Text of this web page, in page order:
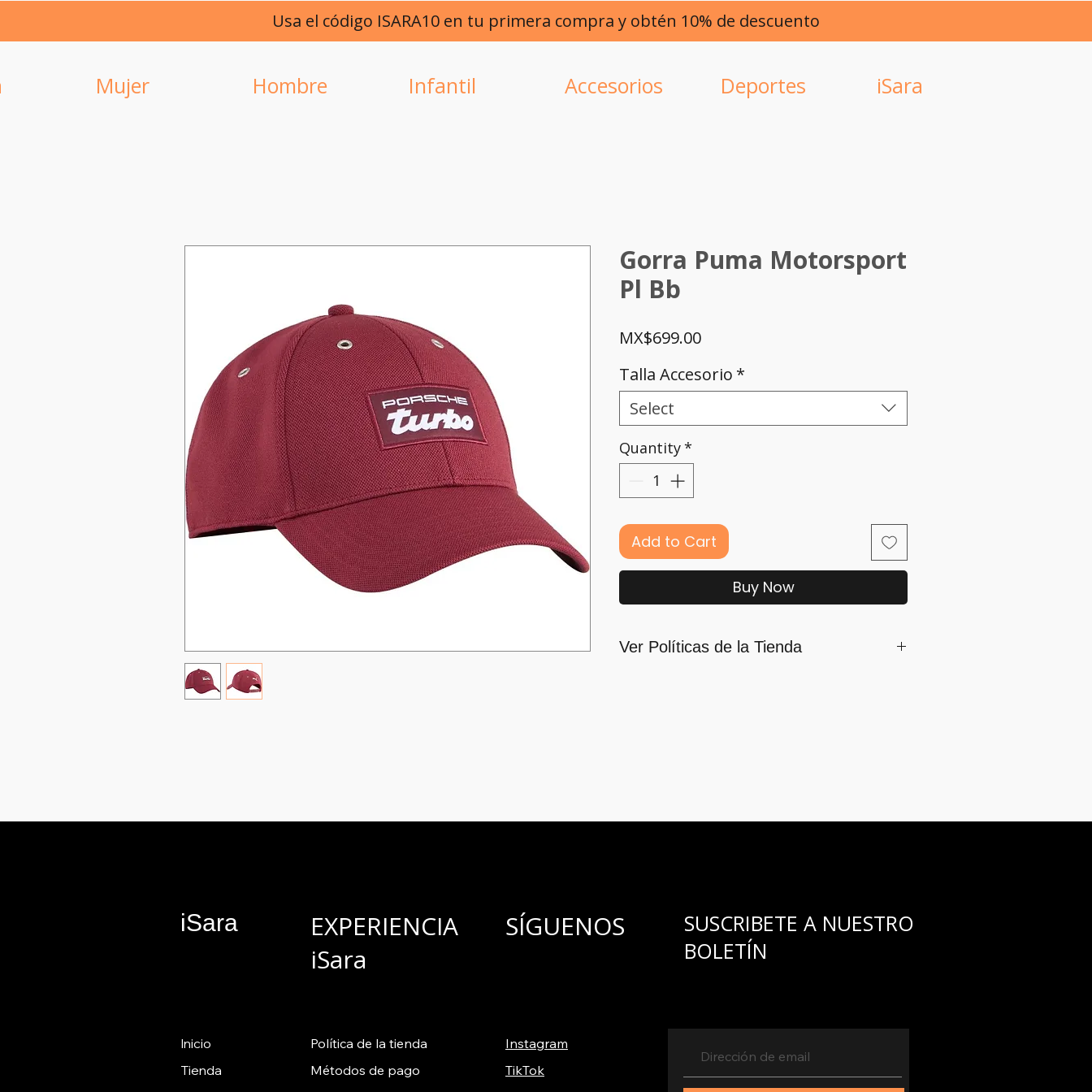
Usa el código ISARA10 en tu primera compra y obtén 10% de descuento
Mujer Hombre Infantil Accesorios Deportes iSara
Gorra Puma Motorsport
Pl Bb
MX$699.00Price
Talla Accesorio *
Select
Quantity*
Add to Cart
Buy Now
Ver Políticas de la Tienda
iSara
EXPERIENCIA
iSara
SÍGUENOS
SUSCRIBETE A NUESTRO
BOLETÍN
Inicio
Tienda
Política de la tienda
Métodos de pago
Instagram
TikTok